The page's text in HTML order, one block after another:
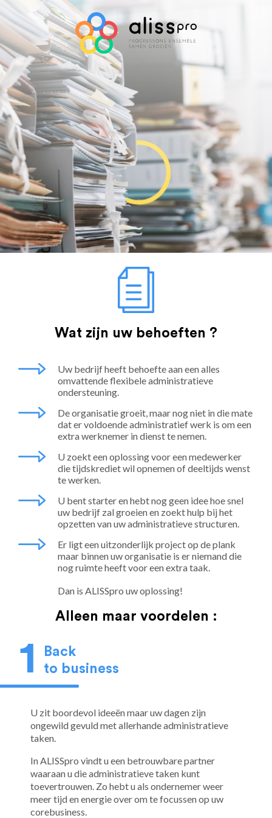
Wat zijn uw behoeften ?
Uw bedrijf heeft behoefte aan een alles
omvattende flexibele administratieve
ondersteuning.
De organisatie groeit, maar nog niet in die mate
dat er voldoende administratief werk is om een
extra werknemer in dienst te nemen.
U zoekt een oplossing voor een medewerker
die tijdskrediet wil opnemen of deeltijds wenst
te werken.
U bent starter en hebt nog geen idee hoe snel
uw bedrijf zal groeien en zoekt hulp bij het
opzetten van uw administratieve structuren.
Er ligt een uitzonderlijk project op de plank
maar binnen uw organisatie is er niemand die
nog ruimte heeft voor een extra taak.
Dan is ALISSpro uw oplossing!
Alleen maar voordelen :
Back
to business
U zit boordevol ideeën maar uw dagen zijn
ongewild gevuld met allerhande administratieve
taken.
In ALISSpro vindt u een betrouwbare partner
waaraan u die administratieve taken kunt
toevertrouwen. Zo hebt u als ondernemer weer
meer tijd en energie over om te focussen op uw
corebusiness.